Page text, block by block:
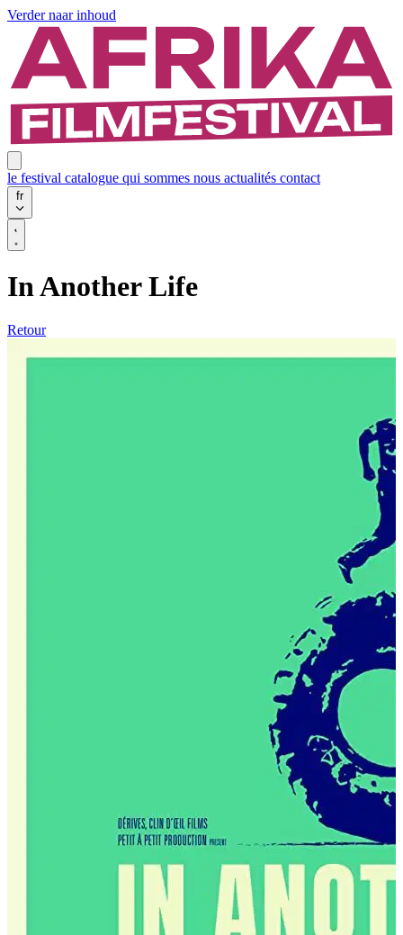
Verder naar inhoud
le festival catalogue qui sommes nous actualités contact
fr
In Another Life
Retour